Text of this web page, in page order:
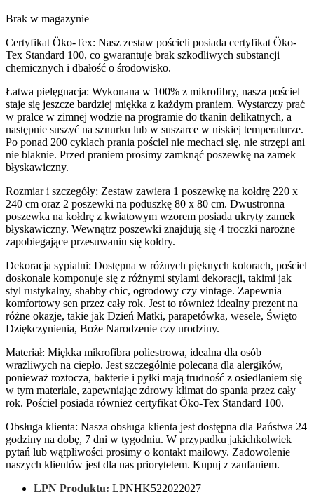
Brak w magazynie
Certyfikat Öko-Tex: Nasz zestaw pościeli posiada certyfikat Öko-
Tex Standard 100, co gwarantuje brak szkodliwych substancji
chemicznych i dbałość o środowisko.
Łatwa pielęgnacja: Wykonana w 100% z mikrofibry, nasza pościel
staje się jeszcze bardziej miękka z każdym praniem. Wystarczy prać
w pralce w zimnej wodzie na programie do tkanin delikatnych, a
następnie suszyć na sznurku lub w suszarce w niskiej temperaturze.
Po ponad 200 cyklach prania pościel nie mechaci się, nie strzępi ani
nie blaknie. Przed praniem prosimy zamknąć poszewkę na zamek
błyskawiczny.
Rozmiar i szczegóły: Zestaw zawiera 1 poszewkę na kołdrę 220 x
240 cm oraz 2 poszewki na poduszkę 80 x 80 cm. Dwustronna
poszewka na kołdrę z kwiatowym wzorem posiada ukryty zamek
błyskawiczny. Wewnątrz poszewki znajdują się 4 troczki narożne
zapobiegające przesuwaniu się kołdry.
Dekoracja sypialni: Dostępna w różnych pięknych kolorach, pościel
doskonale komponuje się z różnymi stylami dekoracji, takimi jak
styl rustykalny, shabby chic, ogrodowy czy vintage. Zapewnia
komfortowy sen przez cały rok. Jest to również idealny prezent na
różne okazje, takie jak Dzień Matki, parapetówka, wesele, Święto
Dziękczynienia, Boże Narodzenie czy urodziny.
Materiał: Miękka mikrofibra poliestrowa, idealna dla osób
wrażliwych na ciepło. Jest szczególnie polecana dla alergików,
ponieważ roztocza, bakterie i pyłki mają trudność z osiedlaniem się
w tym materiale, zapewniając zdrowy klimat do spania przez cały
rok. Pościel posiada również certyfikat Öko-Tex Standard 100.
Obsługa klienta: Nasza obsługa klienta jest dostępna dla Państwa 24
godziny na dobę, 7 dni w tygodniu. W przypadku jakichkolwiek
pytań lub wątpliwości prosimy o kontakt mailowy. Zadowolenie
naszych klientów jest dla nas priorytetem. Kupuj z zaufaniem.
LPN Produktu: LPNHK522022027